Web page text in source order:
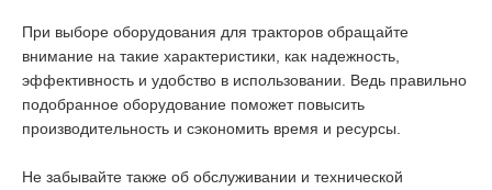
При выборе оборудования для тракторов обращайте
внимание на такие характеристики, как надежность,
эффективность и удобство в использовании. Ведь правильно
подобранное оборудование поможет повысить
производительность и сэкономить время и ресурсы.
Не забывайте также об обслуживании и технической